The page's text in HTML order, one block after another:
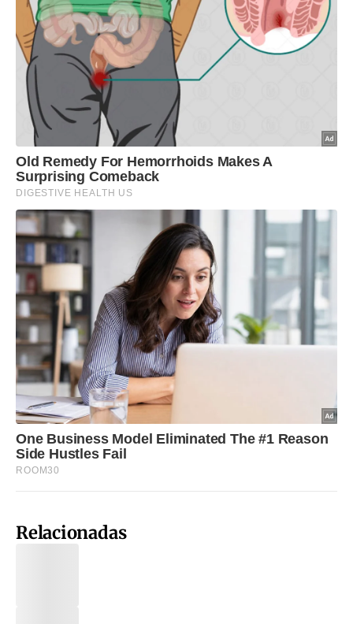
Relacionadas